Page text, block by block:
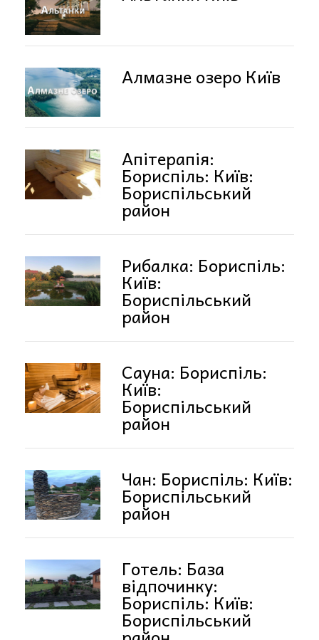
Алмазне озеро Київ
Апітерапія:
Бориспіль: Київ:
Бориспільський
район
Рибалка: Бориспіль:
Київ:
Бориспільський
район
Сауна: Бориспіль:
Київ:
Бориспільський
район
Чан: Бориспіль: Київ:
Бориспільський
район
Готель: База
відпочинку:
Бориспіль: Київ:
Бориспільський